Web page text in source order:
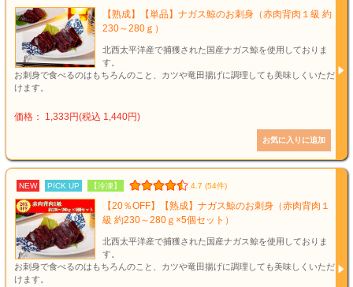
【熟成】【単品】ナガス鯨のお刺身（赤肉背肉１級 約
230～280ｇ）
北西太平洋産で捕獲された国産ナガス鯨を使用しておりま
す。
お刺身で食べるのはもちろんのこと、カツや竜田揚げに調理しても美味しくいただ
けます。
価格： 1,333円(税込 1,440円)
NEW PICK UP 【冷凍】 4.7 (54件)
【20％OFF】【熟成】ナガス鯨のお刺身（赤肉背肉１
級 約230～280ｇ×5個セット）
北西太平洋産で捕獲された国産ナガス鯨を使用しておりま
す。
お刺身で食べるのはもちろんのこと、カツや竜田揚げに調理しても美味しくいただ
けます。